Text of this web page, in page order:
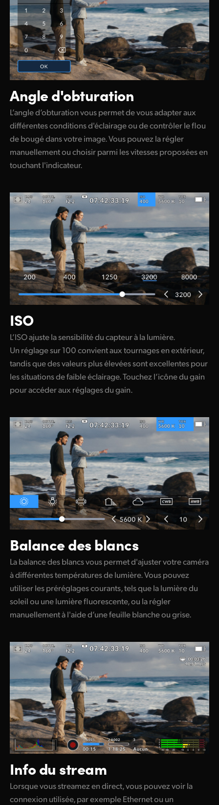
Angle d'obturation
L’angle d’obturation vous permet de vous adapter aux
différentes conditions d'éclairage ou de contrôler le flou
de bougé dans votre image. Vous pouvez la régler
manuellement ou choisir parmi les vitesses proposées en
touchant l'indicateur.
ISO
L’ISO ajuste la sensibilité du capteur à la lumière.
Un réglage sur 100 convient aux tournages en extérieur,
tandis que des valeurs plus élevées sont excellentes pour
les situations de faible éclairage. Touchez l’icône du gain
pour accéder aux réglages du gain.
Balance des blancs
La balance des blancs vous permet d'ajuster votre caméra
à différentes températures de lumière. Vous pouvez
utiliser les préréglages courants, tels que la lumière du
soleil ou une lumière fluorescente, ou la régler
manuellement à l'aide d’une feuille blanche ou grise.
Info du stream
Lorsque vous streamez en direct, vous pouvez voir la
connexion utilisée, par exemple Ethernet ou un